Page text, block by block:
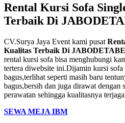
Rental Kursi Sofa
Terbaik Di
CV.Surya Jaya Event kami pusat
Kualitas Terbaik Di
rental kursi sofa bisa menghubungi
tertera diwebsite ini.Dijamin kursi
bagus,terlihat seperti masih baru
bagus,bersih dan juga dirawat dengan
perawatan sehingga kualitasnya
SEWA MEJA IBM